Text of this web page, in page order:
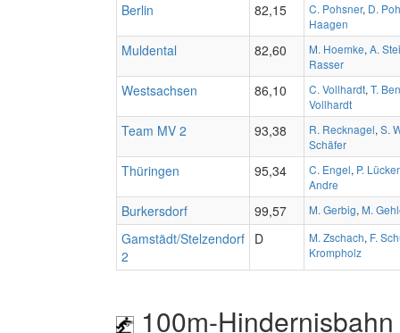
Berlin 82,15 C. Pohsner, D.
Haagen
Muldental 82,60 M. Hoemke, A.
Rasser
Westsachsen 86,10 C. Vollhardt, T.
Vollhardt
Team MV 2 93,38 R. Recknagel, S.
Schäfer
Thüringen 95,34 C. Engel, P.
Andre
Burkersdorf 99,57 M. Gerbig, M.
Gamstädt/Stelzendorf
2
D M. Zschach, F.
Krompholz
100m-